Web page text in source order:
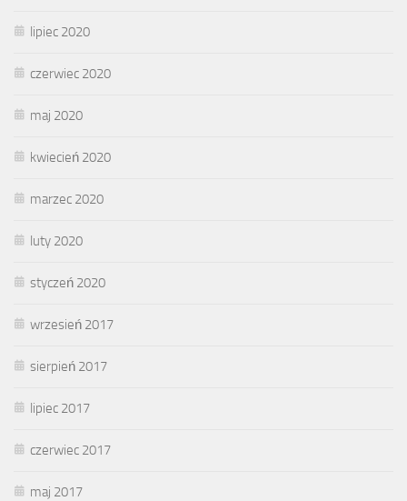
lipiec 2020
czerwiec 2020
maj 2020
kwiecień 2020
marzec 2020
luty 2020
styczeń 2020
wrzesień 2017
sierpień 2017
lipiec 2017
czerwiec 2017
maj 2017